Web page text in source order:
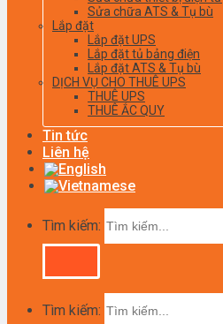
Sửa chữa ATS & Tụ bù
Lắp đặt
Lắp đặt UPS
Lắp đặt tủ bảng điện
Lắp đặt ATS & Tụ bù
DỊCH VỤ CHO THUÊ UPS
THUÊ UPS
THUÊ ẮC QUY
Tin tức
Liên hệ
Tìm kiếm:
Tìm kiếm: